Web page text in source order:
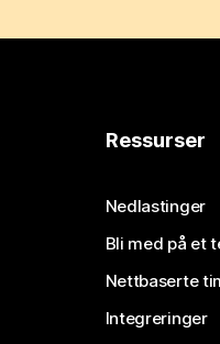
Ressurser
Nedlastinger
Bli med på et
Nettbaserte
Integreringer